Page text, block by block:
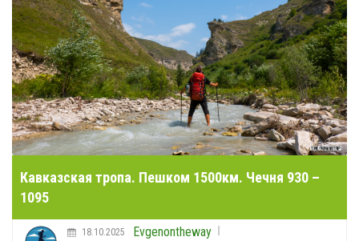
Кавказская тропа. Пешком 1500км. Чечня 930 –
1095
Evgenontheway
18.10.2025